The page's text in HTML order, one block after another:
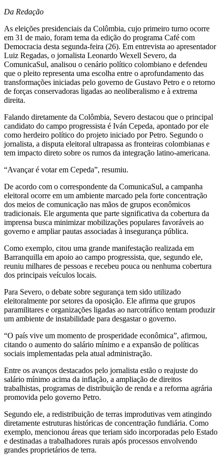
Da Redação
As eleições presidenciais da Colômbia, cujo primeiro turno ocorre
em 31 de maio, foram tema da edição do programa Café com
Democracia desta segunda-feira (26). Em entrevista ao apresentador
Luiz Regadas, o jornalista Leonardo Wexell Severo, da
ComunicaSul, analisou o cenário político colombiano e defendeu
que o pleito representa uma escolha entre o aprofundamento das
transformações iniciadas pelo governo de Gustavo Petro e o retorno
de forças conservadoras ligadas ao neoliberalismo e à extrema
direita.
Falando diretamente da Colômbia, Severo destacou que o principal
candidato do campo progressista é Iván Cepeda, apontado por ele
como herdeiro político do projeto iniciado por Petro. Segundo o
jornalista, a disputa eleitoral ultrapassa as fronteiras colombianas e
tem impacto direto sobre os rumos da integração latino-americana.
“Avançar é votar em Cepeda”, resumiu.
De acordo com o correspondente da ComunicaSul, a campanha
eleitoral ocorre em um ambiente marcado pela forte concentração
dos meios de comunicação nas mãos de grupos econômicos
tradicionais. Ele argumenta que parte significativa da cobertura da
imprensa busca minimizar mobilizações populares favoráveis ao
governo e ampliar pautas associadas à insegurança pública.
Como exemplo, citou uma grande manifestação realizada em
Barranquilla em apoio ao campo progressista, que, segundo ele,
reuniu milhares de pessoas e recebeu pouca ou nenhuma cobertura
dos principais veículos locais.
Para Severo, o debate sobre segurança tem sido utilizado
eleitoralmente por setores da oposição. Ele afirma que grupos
paramilitares e organizações ligadas ao narcotráfico tentam produzir
um ambiente de instabilidade para desgastar o governo.
“O país vive um momento de prosperidade econômica”, afirmou,
citando o aumento do salário mínimo e a expansão de políticas
sociais implementadas pela atual administração.
Entre os avanços destacados pelo jornalista estão o reajuste do
salário mínimo acima da inflação, a ampliação de direitos
trabalhistas, programas de distribuição de renda e a reforma agrária
promovida pelo governo Petro.
Segundo ele, a redistribuição de terras improdutivas vem atingindo
diretamente estruturas históricas de concentração fundiária. Como
exemplo, mencionou áreas que teriam sido incorporadas pelo Estado
e destinadas a trabalhadores rurais após processos envolvendo
grandes proprietários de terra.